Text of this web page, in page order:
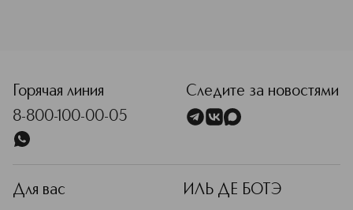
Горячая линия
8-800-100-00-05
Следите за новостями
Для вас ИЛЬ ДЕ БОТЭ